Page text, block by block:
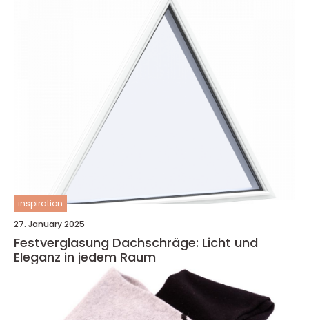
inspiration
27. January 2025
Festverglasung Dachschräge: Licht und
Eleganz in jedem Raum